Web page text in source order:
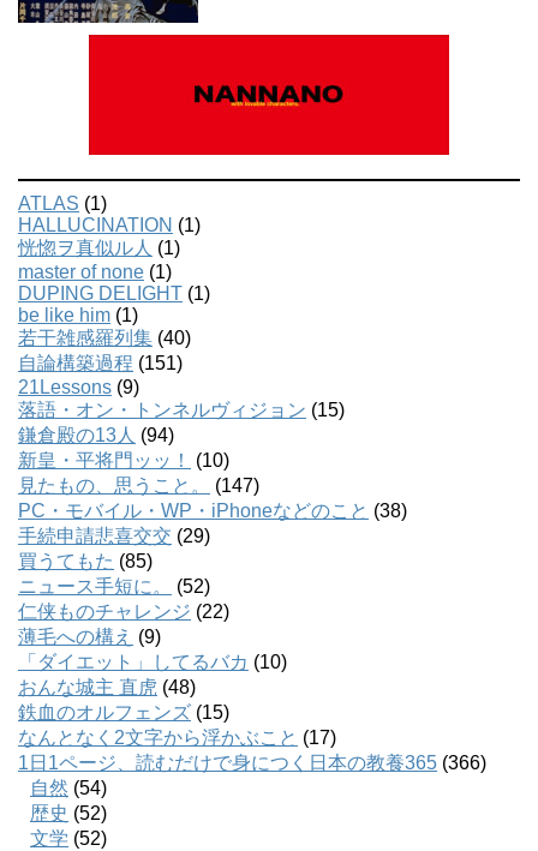
ATLAS (1)
HALLUCINATION (1)
恍惚ヲ真似ル人 (1)
master of none (1)
DUPING DELIGHT (1)
be like him (1)
若干雑感羅列集 (40)
自論構築過程 (151)
21Lessons (9)
落語・オン・トンネルヴィジョン (15)
鎌倉殿の13人 (94)
新皇・平将門ッッ！
(10)
見たもの、思うこと。
(147)
PC・モバイル・WP・iPhoneなどのこと (38)
手続申請悲喜交交 (29)
買うてもた (85)
ニュース手短に。
(52)
仁侠ものチャレンジ (22)
薄毛への構え (9)
「ダイエット」してるバカ (10)
おんな城主 直虎 (48)
鉄血のオルフェンズ (15)
なんとなく2文字から浮かぶこと (17)
1日1ページ、読むだけで身につく日本の教養365 (366)
自然 (54)
歴史 (52)
文学 (52)